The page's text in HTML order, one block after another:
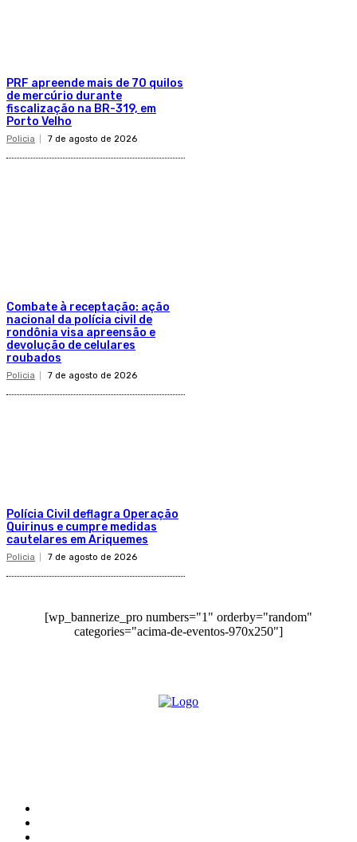
PRF apreende mais de 70 quilos
de mercúrio durante
fiscalização na BR-319, em
Porto Velho
Policia 7 de agosto de 2026
Combate à receptação: ação
nacional da polícia civil de
rondônia visa apreensão e
devolução de celulares
roubados
Policia 7 de agosto de 2026
Polícia Civil deflagra Operação
Quirinus e cumpre medidas
cautelares em Ariquemes
Policia 7 de agosto de 2026
[wp_bannerize_pro numbers="1" orderby="random"
categories="acima-de-eventos-970x250"]